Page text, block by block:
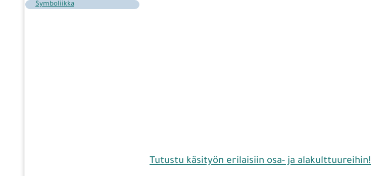
Symboliikka
Tutustu käsityön erilaisiin osa- ja alakulttuureihin!